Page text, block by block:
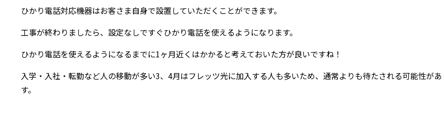
ひかり電話対応機器はお客さま自身で設置していただくことができます。
工事が終わりましたら、設定なしですぐひかり電話を使えるようになります。
ひかり電話を使えるようになるまでに1ヶ月近くはかかると考えておいた方が良いですね！
入学・入社・転勤など人の移動が多い3、4月はフレッツ光に加入する人も多いため、通常よりも待たされる可能性が
す。